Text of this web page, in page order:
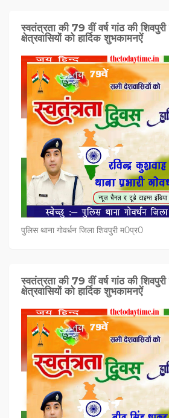
स्वतंत्रता की 79 वीं वर्ष गांठ की
क्षेत्रवासियों को हार्दिक शुभकामनऐं
पुलिस थाना गोवर्धन जिला शिवपुरी म0प्र0
स्वतंत्रता की 79 वीं वर्ष गांठ की
क्षेत्रवासियों को हार्दिक शुभकामनऐं